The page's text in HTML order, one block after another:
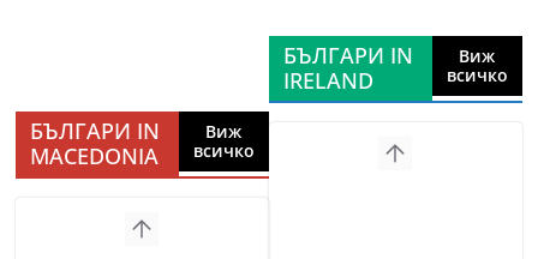
БЪЛГАРИ IN
MACEDONIA
Виж
всичко
БЪЛГАРИ IN
IRELAND
Виж
всичко